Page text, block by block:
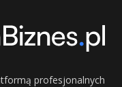
profesjonalnych